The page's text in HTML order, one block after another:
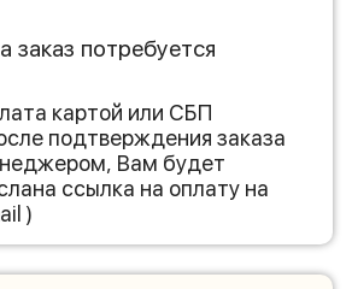
заказ потребуется
картой или СБП
подтверждения заказа
Вам будет
ссылка на оплату на
)